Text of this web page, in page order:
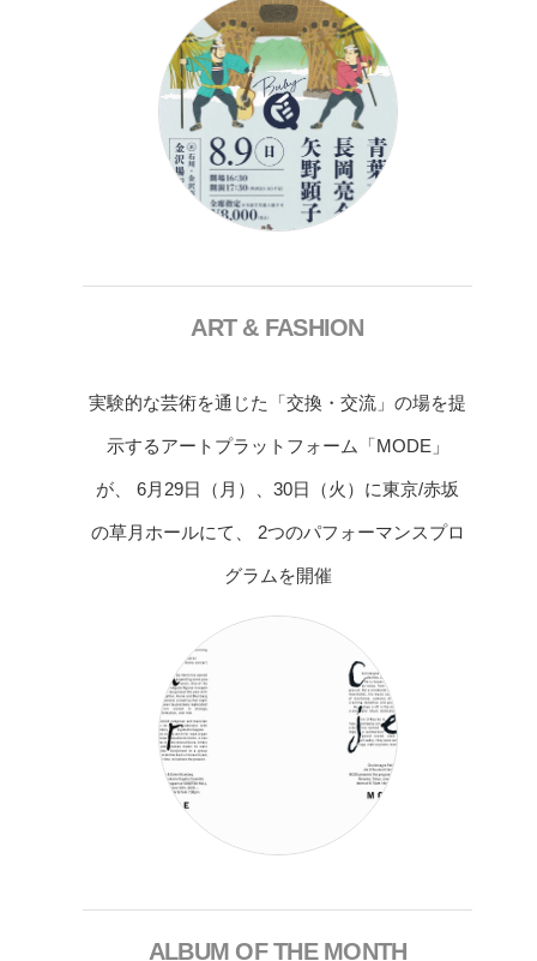
ART & FASHION
実験的な芸術を通じた「交換・交流」の場を提
示するアートプラットフォーム「MODE」
が、 6月29日（月）、30日（火）に東京/赤坂
の草月ホールにて、 2つのパフォーマンスプロ
グラムを開催
ALBUM OF THE MONTH